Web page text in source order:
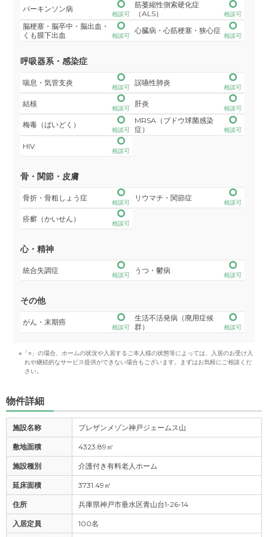
パーキンソン病
相談可
筋萎縮性側索硬化症
（ALS）
相談可
脳梗塞・脳卒中・脳出血・
くも膜下出血
相談可
心臓病・心筋梗塞・狭心症
相談可
呼吸器系・感染症
喘息・気管支炎
相談可
誤嚥性肺炎
相談可
結核
相談可
肝炎
相談可
梅毒（ばいどく）
相談可
MRSA（ブドウ球菌感染
症）
相談可
HIV
相談可
骨・関節・皮膚
骨折・骨粗しょう症
相談可
リウマチ・関節症
相談可
疥癬（かいせん）
相談可
心・精神
統合失調症
相談可
うつ・鬱病
相談可
その他
がん・末期癌
相談可
生活不活発病（廃用症候
群）
相談可
※「○」の場合、ホームの状況や入居するご本人様の状態等によっては、入居のお受け入
れや継続的なサービス提供ができない場合もございます。まずはお気軽にご相談くだ
さい。
物件詳細
施設名称 プレザンメゾン神戸ジェームス山
敷地面積 4323.89㎡
施設種別 介護付き有料老人ホーム
延床面積 3731.49㎡
住所 兵庫県神戸市垂水区青山台1-26-14
入居定員 100名